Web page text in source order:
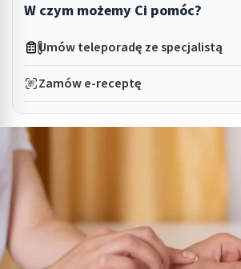
W czym możemy Ci pomóc?
Umów teleporadę ze specjalistą
Zamów e-receptę